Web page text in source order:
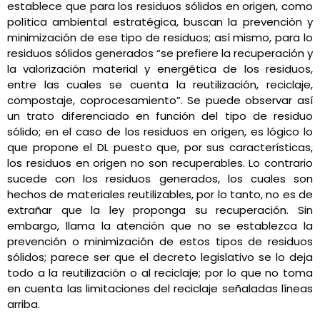
establece que para los residuos sólidos en origen, como
política ambiental estratégica, buscan la prevención y
minimización de ese tipo de residuos; así mismo, para lo
residuos sólidos generados “se prefiere la recuperación y
la valorización material y energética de los residuos,
entre las cuales se cuenta la reutilización, reciclaje,
compostaje, coprocesamiento”. Se puede observar así
un trato diferenciado en función del tipo de residuo
sólido; en el caso de los residuos en origen, es lógico lo
que propone el DL puesto que, por sus características,
los residuos en origen no son recuperables. Lo contrario
sucede con los residuos generados, los cuales son
hechos de materiales reutilizables, por lo tanto, no es de
extrañar que la ley proponga su recuperación. Sin
embargo, llama la atención que no se establezca la
prevención o minimización de estos tipos de residuos
sólidos; parece ser que el decreto legislativo se lo deja
todo a la reutilización o al reciclaje; por lo que no toma
en cuenta las limitaciones del reciclaje señaladas líneas
arriba.